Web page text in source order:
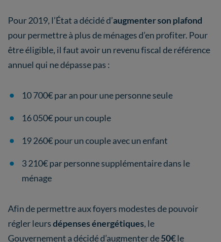
Pour 2019, l’État a décidé d’augmenter son plafond
pour permettre à plus de ménages d’en profiter. Pour
être éligible, il faut avoir un revenu fiscal de référence
annuel qui ne dépasse pas :
10 700€ par an pour une personne seule
16 050€ pour un couple
19 260€ pour un couple avec un enfant
3 210€ par personne supplémentaire dans le
ménage
Afin de permettre aux foyers modestes de pouvoir
régler leursdépenses énergétiques, le
Gouvernement a décidé d’augmenter de50€le